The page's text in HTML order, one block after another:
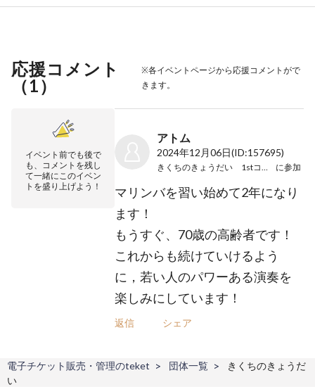
応援コメント
（1）
※各イベントページから応援コメントがで
きます。
イベント前でも後で
も、コメントを残し
て一緒にこのイベン
トを盛り上げよう！
アトム
2024年12月06日(ID:157695)
に参加
マリンバを習い始めて2年になり
ます！
もうすぐ、70歳の高齢者です！
これからも続けていけるよう
に，若い人のパワーある演奏を
楽しみにしています！
返信 シェア
電子チケット販売・管理のteket 団体一覧
きくちのきょうだ
い